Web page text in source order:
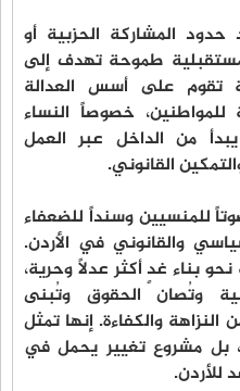
المشاركة الحزبية أو
مستقبلية طموحة تهدف إلى
تقوم على أسس العدالة
للمواطنين، خصوصاً النساء
من الداخل عبر العمل
القانوني.
للمنسيين وسنداً للضعفاء
والقانوني في الأردن.
بناء غدٍ أكثر عدلاً وحرية،
وتُصان الحقوق وتُبنى
والكفاءة. إنها تمثل
بل مشروع تغيير يحمل في
للأردن.